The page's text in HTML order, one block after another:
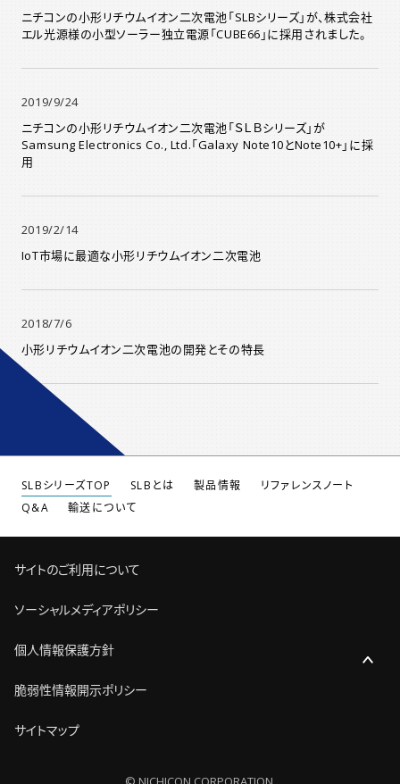
ニチコンの小形リチウムイオン二次電池「SLBシリーズ」が、株式会社
エル光源様の小型ソーラー独立電源「CUBE66」に採用されました。
2019/9/24
ニチコンの小形リチウムイオン二次電池「ＳＬＢシリーズ」が
Samsung Electronics Co., Ltd.「Galaxy Note10とNote10+」に採
用
2019/2/14
IoT市場に最適な小形リチウムイオン二次電池
2018/7/6
小形リチウムイオン二次電池の開発とその特長
SLBシリーズTOP SLBとは 製品情報
リファレンスノート
Q&A
輸送について
サイトのご利用について
ソーシャルメディアポリシー
個人情報保護方針
脆弱性情報開示ポリシー
サイトマップ